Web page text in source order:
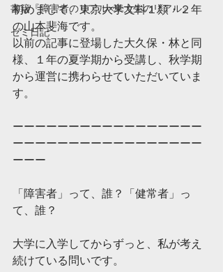
書籍『障害者のリアル×東大生のリアル』
ゼミ日記
初めまして、東京大学文科１類・２年
の山本斐海です。
以前の記事に登場した大久保・林と同
様、１年の夏学期から受講し、秋学期
から運営に携わらせていただいていま
す。
ーーーーーーーーーーーーーーーーー
ーーーーーーーーーーーーーーーーー
ーーー
「障害者」って、誰？「健常者」っ
て、誰？
大学に入学してからずっと、私が考え
続けている問いです。